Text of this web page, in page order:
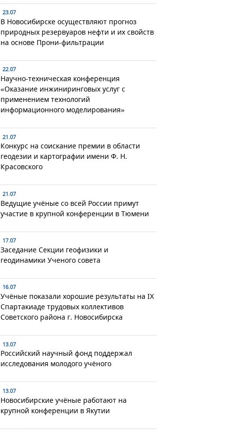
23.07
В Новосибирске осуществляют прогноз
природных резервуаров нефти и их свойств
на основе Прони-фильтрации
22.07
Научно-техническая конференция
«Оказание инжиниринговых услуг с
применением технологий
информационного моделирования»
21.07
Конкурс на соискание премии в области
геодезии и картографии имени Ф. Н.
Красовского
21.07
Ведущие учёные со всей России примут
участие в крупной конференции в Тюмени
17.07
Заседание Секции геофизики и
геодинамики Ученого совета
16.07
Учёные показали хорошие результаты на IX
Спартакиаде трудовых коллективов
Советского района г. Новосибирска
13.07
Российский научный фонд поддержал
исследования молодого учёного
13.07
Новосибирские учёные работают на
крупной конференции в Якутии